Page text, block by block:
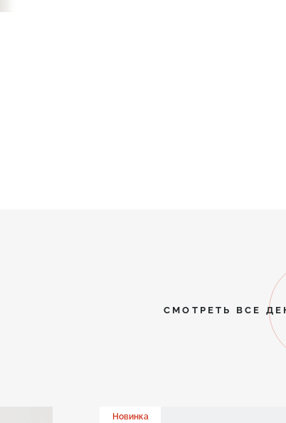
СМОТРЕТЬ ВСЕ
Новинка